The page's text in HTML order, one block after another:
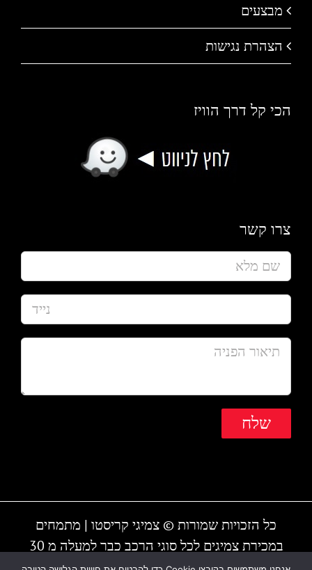
מבצעים
הצהרת נגישות
הכי קל דרך הוויז
צרו קשר
כל הזכויות שמורות © צמיגי קריסטו | מתמחים
במכירת צמיגים לכל סוגי הרכב כבר למעלה מ 30
שנה | המקום עובד גם בשבת | חייגו - 1-700-700-